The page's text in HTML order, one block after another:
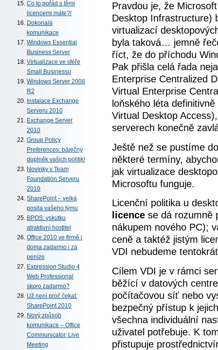
Co to pořád s těmi
licencemi máte?!
Dokonalá
komunikace
Windows Essential
Business Server
Virtualizace ve sféře
Small Businessu
Windows Server 2008
R2
Instalace Exchange
Serveru 2010
Exchange Server
2010
Group Policy
Preferences: báječný
doplněk vašich politik!
Novinky v Team
Foundation Serveru
2010
SharePoint – velká
posila vašeho týmu
BPOS: vskutku
atraktivní hostitel
Office 2010 ve firmě i
doma,zadarmo i za
peníze
Expression Studio 4
Web Professional
skoro zadarmo?
Už není proč čekat:
SharePoint 2010
Nový způsob
komunikace – Office
Communicator, Live
Meeting
Pravdou je, že
Desktop Infrastructure)
virtualizací
byla taková… jemně
říct, že do příchodu
Pak přišla celá řada
Enterprise Centralized
Virtual Enterprise
loňského léta
Virtual Desktop
serverech konečně
Ještě než se pustíme
některé termíny,
jak virtualizace
Microsoftu funguje.
Licenční politika u
licence se dá rozumně
nákupem nového PC);
ceně a taktéž jistým
VDI nebudeme
Cílem VDI je v rámci
běžící v datových
počítačovou síť nebo
bezpečný přístup k
všechna individuální
uživatel potřebuje. K
přistupuje